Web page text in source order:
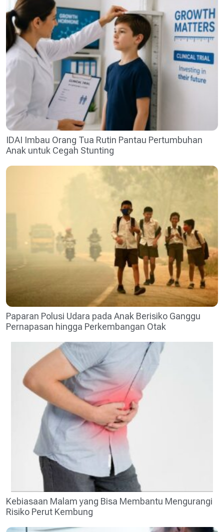
IDAI Imbau Orang Tua Rutin Pantau Pertumbuhan
Anak untuk Cegah Stunting
Paparan Polusi Udara pada Anak Berisiko Ganggu
Pernapasan hingga Perkembangan Otak
Kebiasaan Malam yang Bisa Membantu Mengurangi
Risiko Perut Kembung